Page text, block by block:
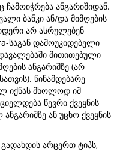
ანგარიშიდან.
ბანკი ან/და მიმღების
არ ასრულებენ
საგან დამოუკიდებელი
მითითებული
ანგარიშზე (არ
წინამდებარე
იქნას მხოლოდ იმ
წევრი ქვეყნის
ან უცხო ქვეყნის
არცერთ ტიპს,